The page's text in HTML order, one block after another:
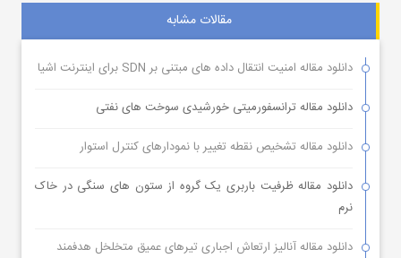
مقالات مشابه
دانلود مقاله امنیت انتقال داده های مبتنی بر SDN برای اینترنت اشیا
دانلود مقاله ترانسفورمیتی خورشیدی سوخت های نفتی
دانلود مقاله تشخیص نقطه تغییر با نمودارهای کنترل استوار
دانلود مقاله ظرفیت باربری یک گروه از ستون های سنگی در خاک
نرم
دانلود مقاله آنالیز ارتعاش اجباری تیرهای عمیق متخلخل هدفمند